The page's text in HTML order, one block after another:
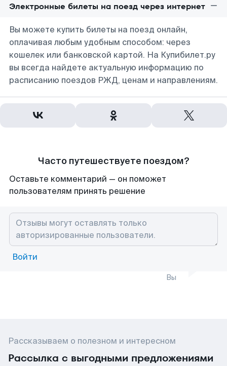
Электронные билеты на поезд через интернет
Вы можете купить билеты на поезд онлайн,
оплачивая любым удобным способом: через
кошелек или банковской картой. На Купибилет.ру
вы всегда найдете актуальную информацию по
расписанию поездов РЖД, ценам и направлениям.
Часто путешествуете поездом?
Оставьте комментарий — он поможет
пользователям принять решение
Войти
Вы
Рассказываем о полезном и интересном
Рассылка с выгодными предложениями